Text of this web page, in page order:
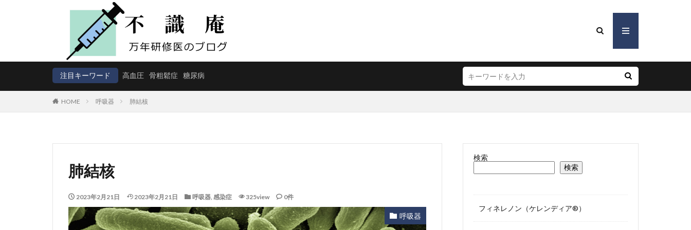
注目キーワード 高血圧 骨粗鬆症 糖尿病
HOME 呼吸器 肺結核
肺結核
2023年2月21日 2023年2月21日 呼吸器, 感染症 325view 0件
呼吸器
検索
検索
フィネレノン（ケレンディア®）